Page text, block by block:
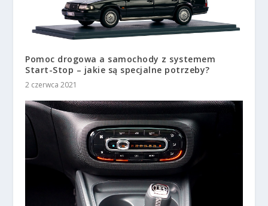
Pomoc drogowa a samochody z systemem
Start-Stop – jakie są specjalne potrzeby?
2 czerwca 2021